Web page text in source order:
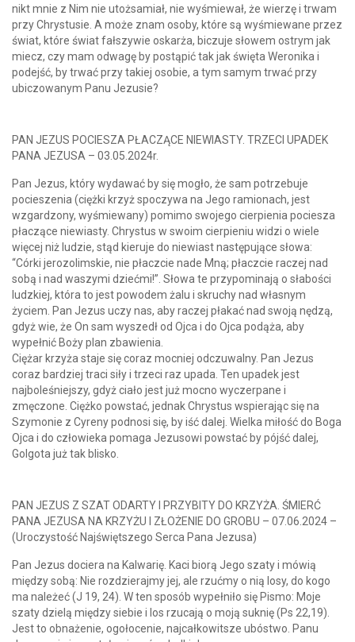
nikt mnie z Nim nie utożsamiał, nie wyśmiewał, że wierzę i trwam
przy Chrystusie. A może znam osoby, które są wyśmiewane przez
świat, które świat fałszywie oskarża, biczuje słowem ostrym jak
miecz, czy mam odwagę by postąpić tak jak święta Weronika i
podejść, by trwać przy takiej osobie, a tym samym trwać przy
ubiczowanym Panu Jezusie?
PAN JEZUS POCIESZA PŁACZĄCE NIEWIASTY. TRZECI UPADEK
PANA JEZUSA – 03.05.2024r.
Pan Jezus, który wydawać by się mogło, że sam potrzebuje
pocieszenia (ciężki krzyż spoczywa na Jego ramionach, jest
wzgardzony, wyśmiewany) pomimo swojego cierpienia pociesza
płaczące niewiasty. Chrystus w swoim cierpieniu widzi o wiele
więcej niż ludzie, stąd kieruje do niewiast następujące słowa:
“Córki jerozolimskie, nie płaczcie nade Mną; płaczcie raczej nad
sobą i nad waszymi dziećmi!”. Słowa te przypominają o słabości
ludzkiej, która to jest powodem żalu i skruchy nad własnym
życiem. Pan Jezus uczy nas, aby raczej płakać nad swoją nędzą,
gdyż wie, że On sam wyszedł od Ojca i do Ojca podąża, aby
wypełnić Boży plan zbawienia.
Ciężar krzyża staje się coraz mocniej odczuwalny. Pan Jezus
coraz bardziej traci siły i trzeci raz upada. Ten upadek jest
najboleśniejszy, gdyż ciało jest już mocno wyczerpane i
zmęczone. Ciężko powstać, jednak Chrystus wspierając się na
Szymonie z Cyreny podnosi się, by iść dalej. Wielka miłość do Boga
Ojca i do człowieka pomaga Jezusowi powstać by pójść dalej,
Golgota już tak blisko.
PAN JEZUS Z SZAT ODARTY I PRZYBITY DO KRZYŻA. ŚMIERĆ
PANA JEZUSA NA KRZYŻU I ZŁOŻENIE DO GROBU – 07.06.2024 –
(Uroczystość Najświętszego Serca Pana Jezusa)
Pan Jezus dociera na Kalwarię. Kaci biorą Jego szaty i mówią
między sobą: Nie rozdzierajmy jej, ale rzućmy o nią losy, do kogo
ma należeć (J 19, 24). W ten sposób wypełniło się Pismo: Moje
szaty dzielą między siebie i los rzucają o moją suknię (Ps 22,19).
Jest to obnażenie, ogołocenie, najcałkowitsze ubóstwo. Panu